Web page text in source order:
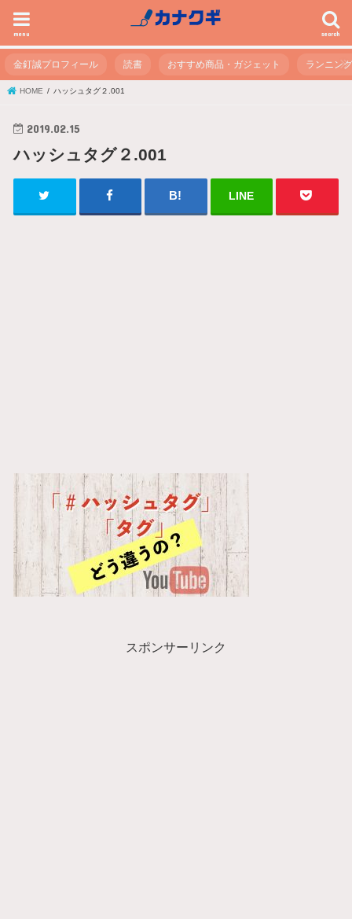
search
menu
金釘誠プロフィール 読書 おすすめ商品・ガジェット ランニング
HOME ハッシュタグ２.001
2019.02.15
ハッシュタグ２.001
LINE
スポンサーリンク